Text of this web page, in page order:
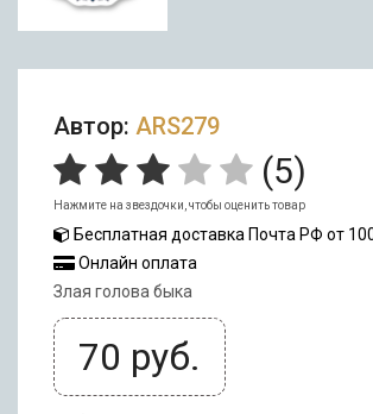
Автор: ARS279
(5)
Нажмите на звездочки, чтобы оценить товар
Бесплатная доставка Почта РФ от
Онлайн оплата
Злая голова быка
70 руб.